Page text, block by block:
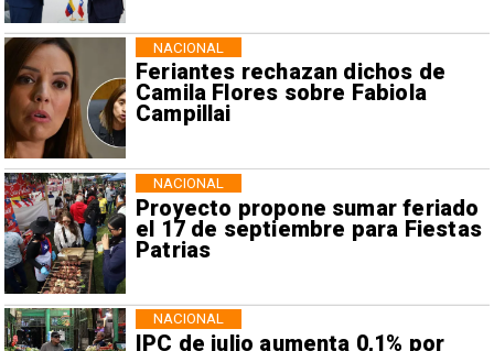
Feriantes rechazan dichos de
Camila Flores sobre Fabiola
Campillai
NACIONAL
Proyecto propone sumar feriado
el 17 de septiembre para Fiestas
Patrias
NACIONAL
IPC de julio aumenta 0,1% por
NACIONAL